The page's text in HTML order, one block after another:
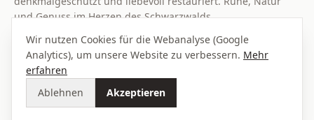
und Genuss im Herzen des Schwarzwalds.
Familie Bains-Terschawetz
Bad Rippoldsau‑Schapbach
FOLGEN SIE UNS
Wir nutzen Cookies für die Webanalyse (Google
Analytics), um unsere Website zu verbessern. Mehr
erfahren
Ablehnen
Akzeptieren